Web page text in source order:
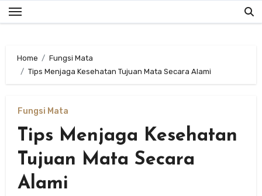
Skip
to
Home
Fungsi Mata
Tips Menjaga Kesehatan Tujuan Mata Secara Alami
Fungsi Mata
Tips Menjaga Kesehatan
Tujuan Mata Secara
Alami